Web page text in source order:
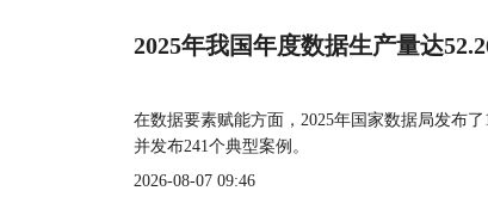
2025年我国年度数据生产量达
在数据要素赋能方面，2025年国家数据局发布
并发布241个典型案例。
2026-08-07 09:46